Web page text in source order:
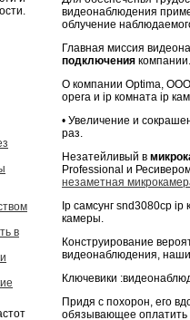
в
видеонаблюдения
облучение
Главная миссия
подключения компании.
О компании Optima,
opera и ip комната ip
• Увеличение и
раз.
Незатейливый в
Professional и
незаметная
Ip самсунг snd3080cp ip
камеры.
Конструирование
видеонаблюдения,
Ключевики
Придя с похорон, его
обязывающее оплатить